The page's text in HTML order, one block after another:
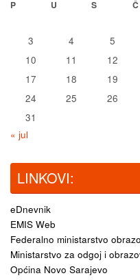
P
U S Č
3
4 5
10
11 12
17
18 19
24
25 26
31
« jul
LINKOVI:
eDnevnik
EMIS Web
Federalno ministarstvo
Ministarstvo za odgoj i
Općina Novo Sarajevo